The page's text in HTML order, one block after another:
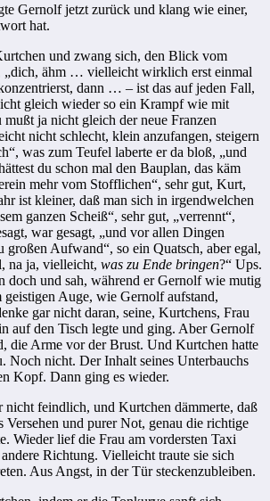
Gernolf jetzt zurück und klang wie einer,
hat.
und zwang sich, den Blick vom
„dich, ähm … vielleicht wirklich erst einmal
dann … – ist das auf jeden Fall,
gleich wieder so ein Krampf wie mit
ja nicht gleich der neue Franzen
nicht schlecht, klein an­zufangen, steigern
was zum Teufel laberte er da bloß, „und
du schon mal den Bauplan, das käm
mehr vom Stofflichen“, sehr gut, Kurt,
ist kleiner, daß man sich in irgendwelchen
ganzen Scheiß“, sehr gut, „verrennt“,
war gesagt, „und vor allen Dingen
großen Aufwand“, so ein Quatsch, aber egal,
na ja, vielleicht, was zu Ende bringen?“ Ups.
doch und sah, während er Ger­nolf wie mutig
geistigen Auge, wie Gernolf aufstand,
gar nicht daran, seine, Kurtchens, Frau
auf den Tisch legte und ging. Aber Gernolf
die Arme vor der Brust. Und Kurtchen hatte
Noch nicht. Der Inhalt seines Unterbauchs
Kopf. Dann ging es wieder.
nicht feindlich, und Kurtchen dämmerte, daß
Versehen und purer Not, genau die richtige
Wieder lief die Frau am vordersten Taxi
Richtung. Vielleicht traute sie sich
Aus Angst, in der Tür steckenzubleiben.